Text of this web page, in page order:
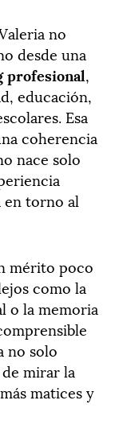
no
desde una
profesional,
educación,
Esa
coherencia
nace solo
en torno al
mérito poco
como la
o la memoria
no solo
mirar la
matices y